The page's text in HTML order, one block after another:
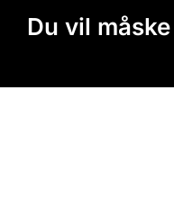
Du vil